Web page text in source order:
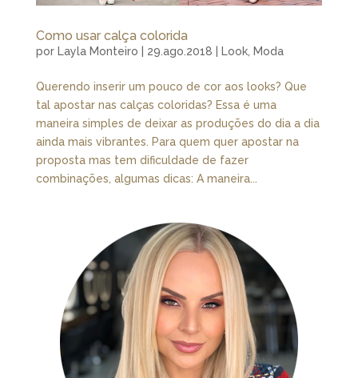
Como usar calça colorida
por Layla Monteiro 29.ago.2018 Look, Moda
Querendo inserir um pouco de cor aos looks? Que
tal apostar nas calças coloridas? Essa é uma
maneira simples de deixar as produções do dia a dia
ainda mais vibrantes. Para quem quer apostar na
proposta mas tem dificuldade de fazer
combinações, algumas dicas: A maneira...